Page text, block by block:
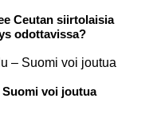
Ceutan siirtolaisia
odottavissa?
voi joutua